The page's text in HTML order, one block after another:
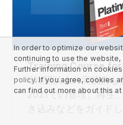
Training Course
6時間以上の実践的
2021での管理、再生
In order to optimize our
continuing to use the
Further information on
policy. If you agree, cookies
can find out more about this at